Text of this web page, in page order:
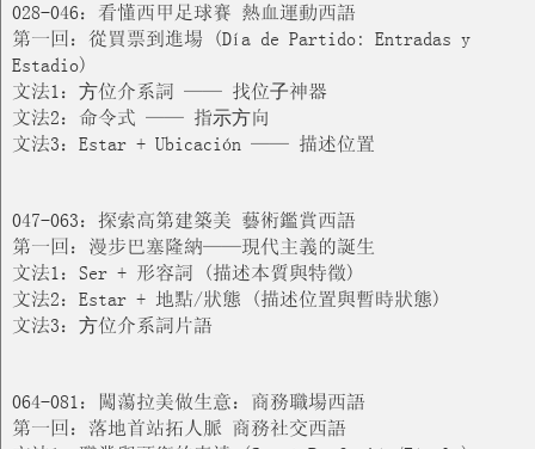
028-046：看懂西甲足球賽 熱血運動西語
第一回：從買票到進場 (Día de Partido: Entradas y
Estadio)
文法1：⽅位介系詞 —— 找位⼦神器
文法2：命令式 —— 指⽰⽅向
文法3：Estar + Ubicación —— 描述位置
047-063：探索高第建築美 藝術鑑賞西語
第一回：漫步巴塞隆納——現代主義的誕生
文法1：Ser + 形容詞 (描述本質與特徵)
文法2：Estar + 地點/狀態 (描述位置與暫時狀態)
文法3：⽅位介系詞片語
064-081：闖蕩拉美做生意：商務職場西語
第一回：落地首站拓人脈 商務社交西語